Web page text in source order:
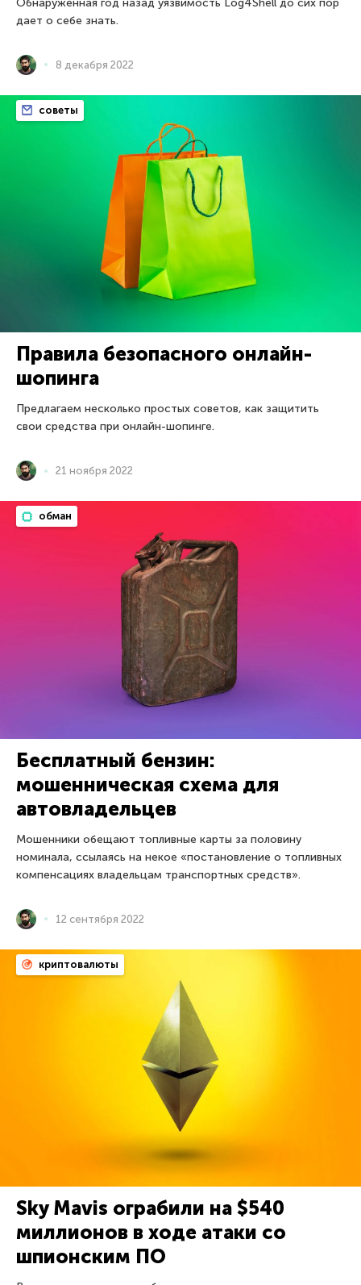
дает о себе знать.
8 декабря 2022
советы
Правила безопасного онлайн-
шопинга
Предлагаем несколько простых советов, как защитить
свои средства при онлайн-шопинге.
21 ноября 2022
обман
Бесплатный бензин:
мошенническая схема для
автовладельцев
Мошенники обещают топливные карты за половину
номинала, ссылаясь на некое «постановление о топливных
компенсациях владельцам транспортных средств».
12 сентября 2022
криптовалюты
Sky Mavis ограбили на $540
миллионов в ходе атаки со
шпионским ПО